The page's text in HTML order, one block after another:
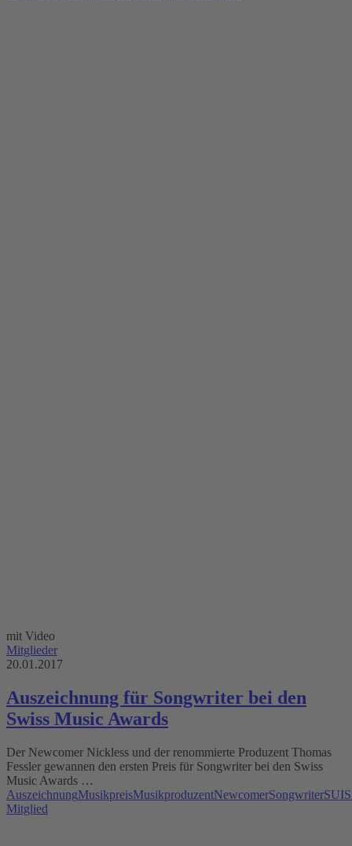
mit Video
Mitglieder
20.01.2017
Auszeichnung für Songwriter bei den
Swiss Music Awards
Der Newcomer Nickless und der renommierte Produzent Thomas
Fessler gewannen den ersten Preis für Songwriter bei den Swiss
Music Awards …
AuszeichnungMusikpreisMusikproduzentNewcomerSongwriter
Mitglied